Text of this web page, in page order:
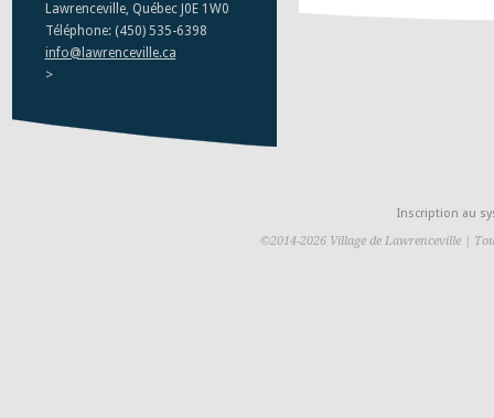
Lawrenceville, Québec J0E 1W0
Téléphone: (450) 535-6398
info@lawrenceville.ca
>
Inscription au
©2014-2026 Village de Lawrenceville |